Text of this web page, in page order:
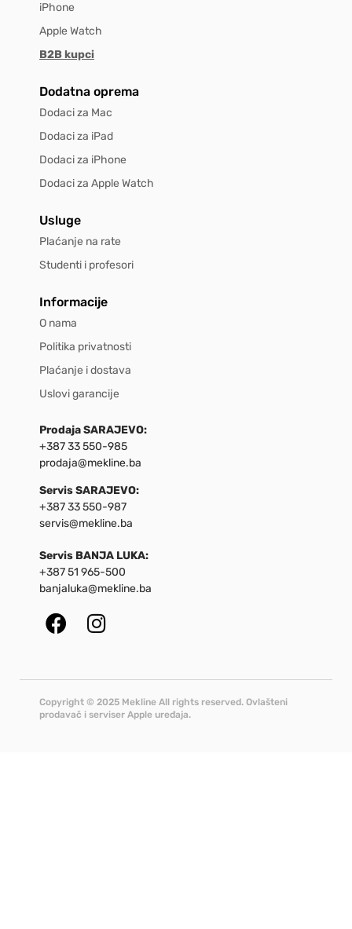
iPhone
Apple Watch
B2B kupci
Dodatna oprema
Dodaci za Mac
Dodaci za iPad
Dodaci za iPhone
Dodaci za Apple Watch
Usluge
Plaćanje na rate
Studenti i profesori
Informacije
O nama
Politika privatnosti
Plaćanje i dostava
Uslovi garancije
Prodaja SARAJEVO:
+387 33 550-985
prodaja@mekline.ba
Servis SARAJEVO:
+387 33 550-987
servis@mekline.ba
Servis BANJA LUKA:
+387 51 965-500
banjaluka@mekline.ba
Copyright © 2025 Mekline All rights reserved. Ovlašteni
prodavač i serviser Apple uređaja.